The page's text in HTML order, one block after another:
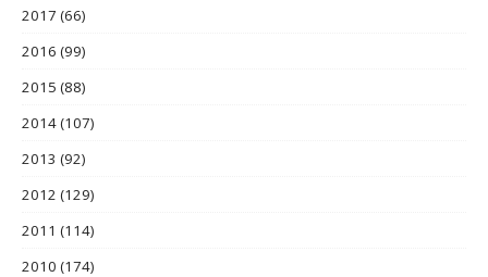
2017 (66)
2016 (99)
2015 (88)
2014(107)
2013 (92)
2012 (129)
2011 (114)
2010 (174)